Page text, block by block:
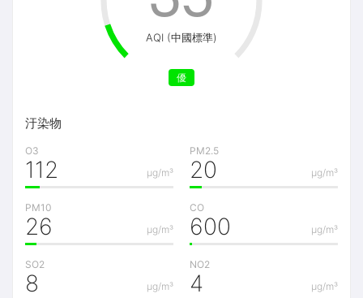
AQI (中國標準)
優
汙染物
O3
μg/m³
112
PM2.5
μg/m³
20
PM10
μg/m³
26
CO
μg/m³
600
SO2
μg/m³
8
NO2
μg/m³
4